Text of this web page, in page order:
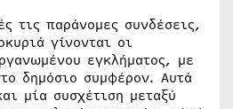
τις παράνομες συνδέσεις,
γίνονται οι
εγκλήματος, με
δημόσιο συμφέρον. Αυτά
μία συσχέτιση μεταξύ